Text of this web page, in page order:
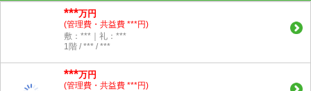
***万円
(管理費・共益費 ***円)
敷：***｜礼：***
1階 / *** / ***
***万円
(管理費・共益費 ***円)